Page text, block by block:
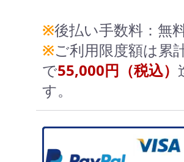
※後払い手数料：無
※ご利用限度額は累
で55,000円（税込）
す。